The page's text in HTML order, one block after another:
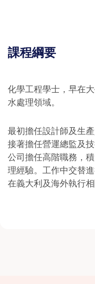
課程綱要
化學工程學士，早在
水處理領域。
最初擔任設計師及生
接著擔任營運總監及
公司擔任高階職務，
理經驗。工作中交替
在義大利及海外執行相